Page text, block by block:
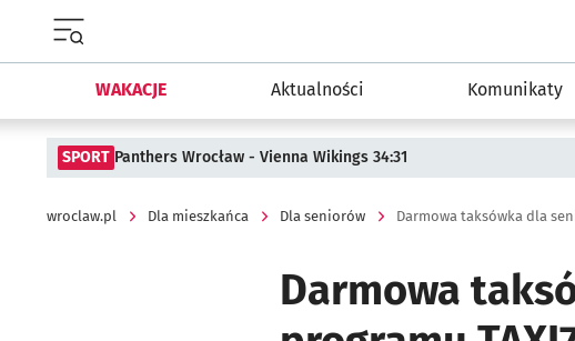
WAKACJE Aktualności Komunikaty
SPORT Panthers Wrocław - Vienna Wikings 34:31
wroclaw.pl Dla mieszkańca Dla seniorów
Darmowa